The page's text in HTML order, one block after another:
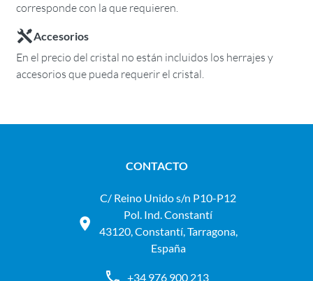
corresponde con la que requieren.
Accesorios
En el precio del cristal no están incluidos los herrajes y
accesorios que pueda requerir el cristal.
CONTACTO
C/ Reino Unido s/n P10-P12
Pol. Ind. Constantí
43120, Constantí, Tarragona,
España
+34 976 900 213